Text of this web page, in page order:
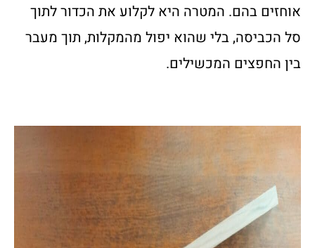
אוחזים בהם. המטרה היא לקלוע את הכדור לתוך
סל הכביסה, בלי שהוא יפול מהמקלות, תוך מעבר
בין החפצים המכשילים.